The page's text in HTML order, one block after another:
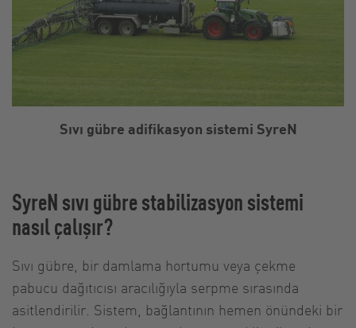
SyreN sıvı gübre stabilizasyon sistemi
nasıl çalışır?
Sıvı gübre, bir damlama hortumu veya çekme
pabucu dağıtıcısı aracılığıyla serpme sırasında
asitlendirilir. Sistem, bağlantının hemen önündeki bir
Sıvı gübre adifikasyon sistemi SyreN